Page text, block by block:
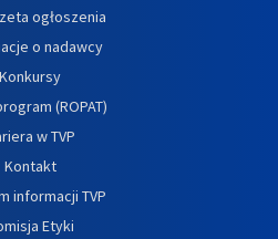
ogłoszenia
o nadawcy
Konkursy
(ROPAT)
w TVP
Kontakt
informacji TVP
Etyki